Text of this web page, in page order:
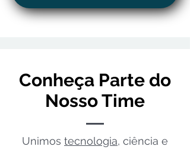
Conheça Parte do
Nosso Time
Unimos tecnologia, ciência e